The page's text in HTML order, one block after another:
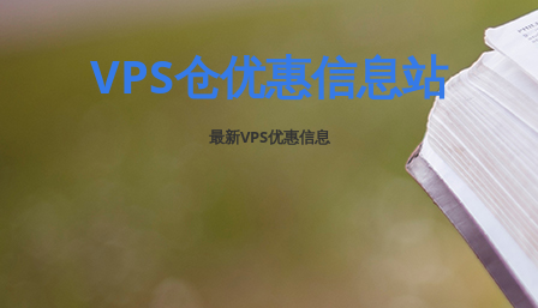
VPS仓优惠信息站
最新VPS优惠信息